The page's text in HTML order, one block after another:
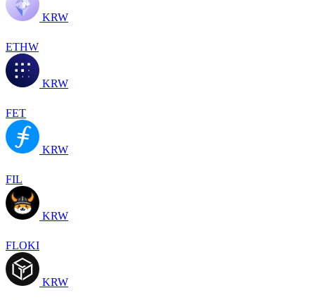
KRW
ETHW
KRW
FET
KRW
FIL
KRW
FLOKI
KRW